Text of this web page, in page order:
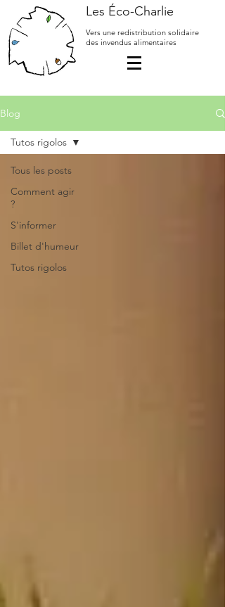
Les Éco-Charlie
Vers une redistribution solidaire
des invendus alimentaires
Blog
Tous les posts
Comment agir
?
S'informer
Billet d'humeur
Tutos rigolos
Tutos rigolos